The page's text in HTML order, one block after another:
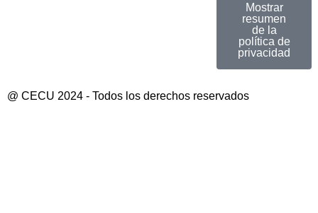
Mostrar
resumen
de la
política de
privacidad
@ CECU 2024 - Todos los derechos reservados